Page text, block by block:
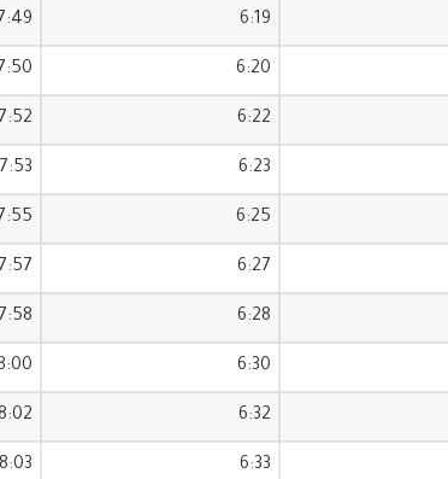
6:19
6:20
6:22
7:52
6:23
7:53
6:25
6:27
7:57
6:28
7:58
6:30
6:32
6:33
8:03